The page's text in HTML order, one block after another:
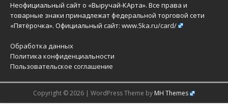
Неофициальный сайт о «Выручай-КАрта». Все права и
товарные знаки принадлежат федеральной торговой сети
«Пятёрочка». Официальный сайт: www.5ka.ru/card/
Обработка данных
Политика конфиденциальности
Пользовательское соглашение
Copyright © 2026 | WordPress Theme by MH Themes